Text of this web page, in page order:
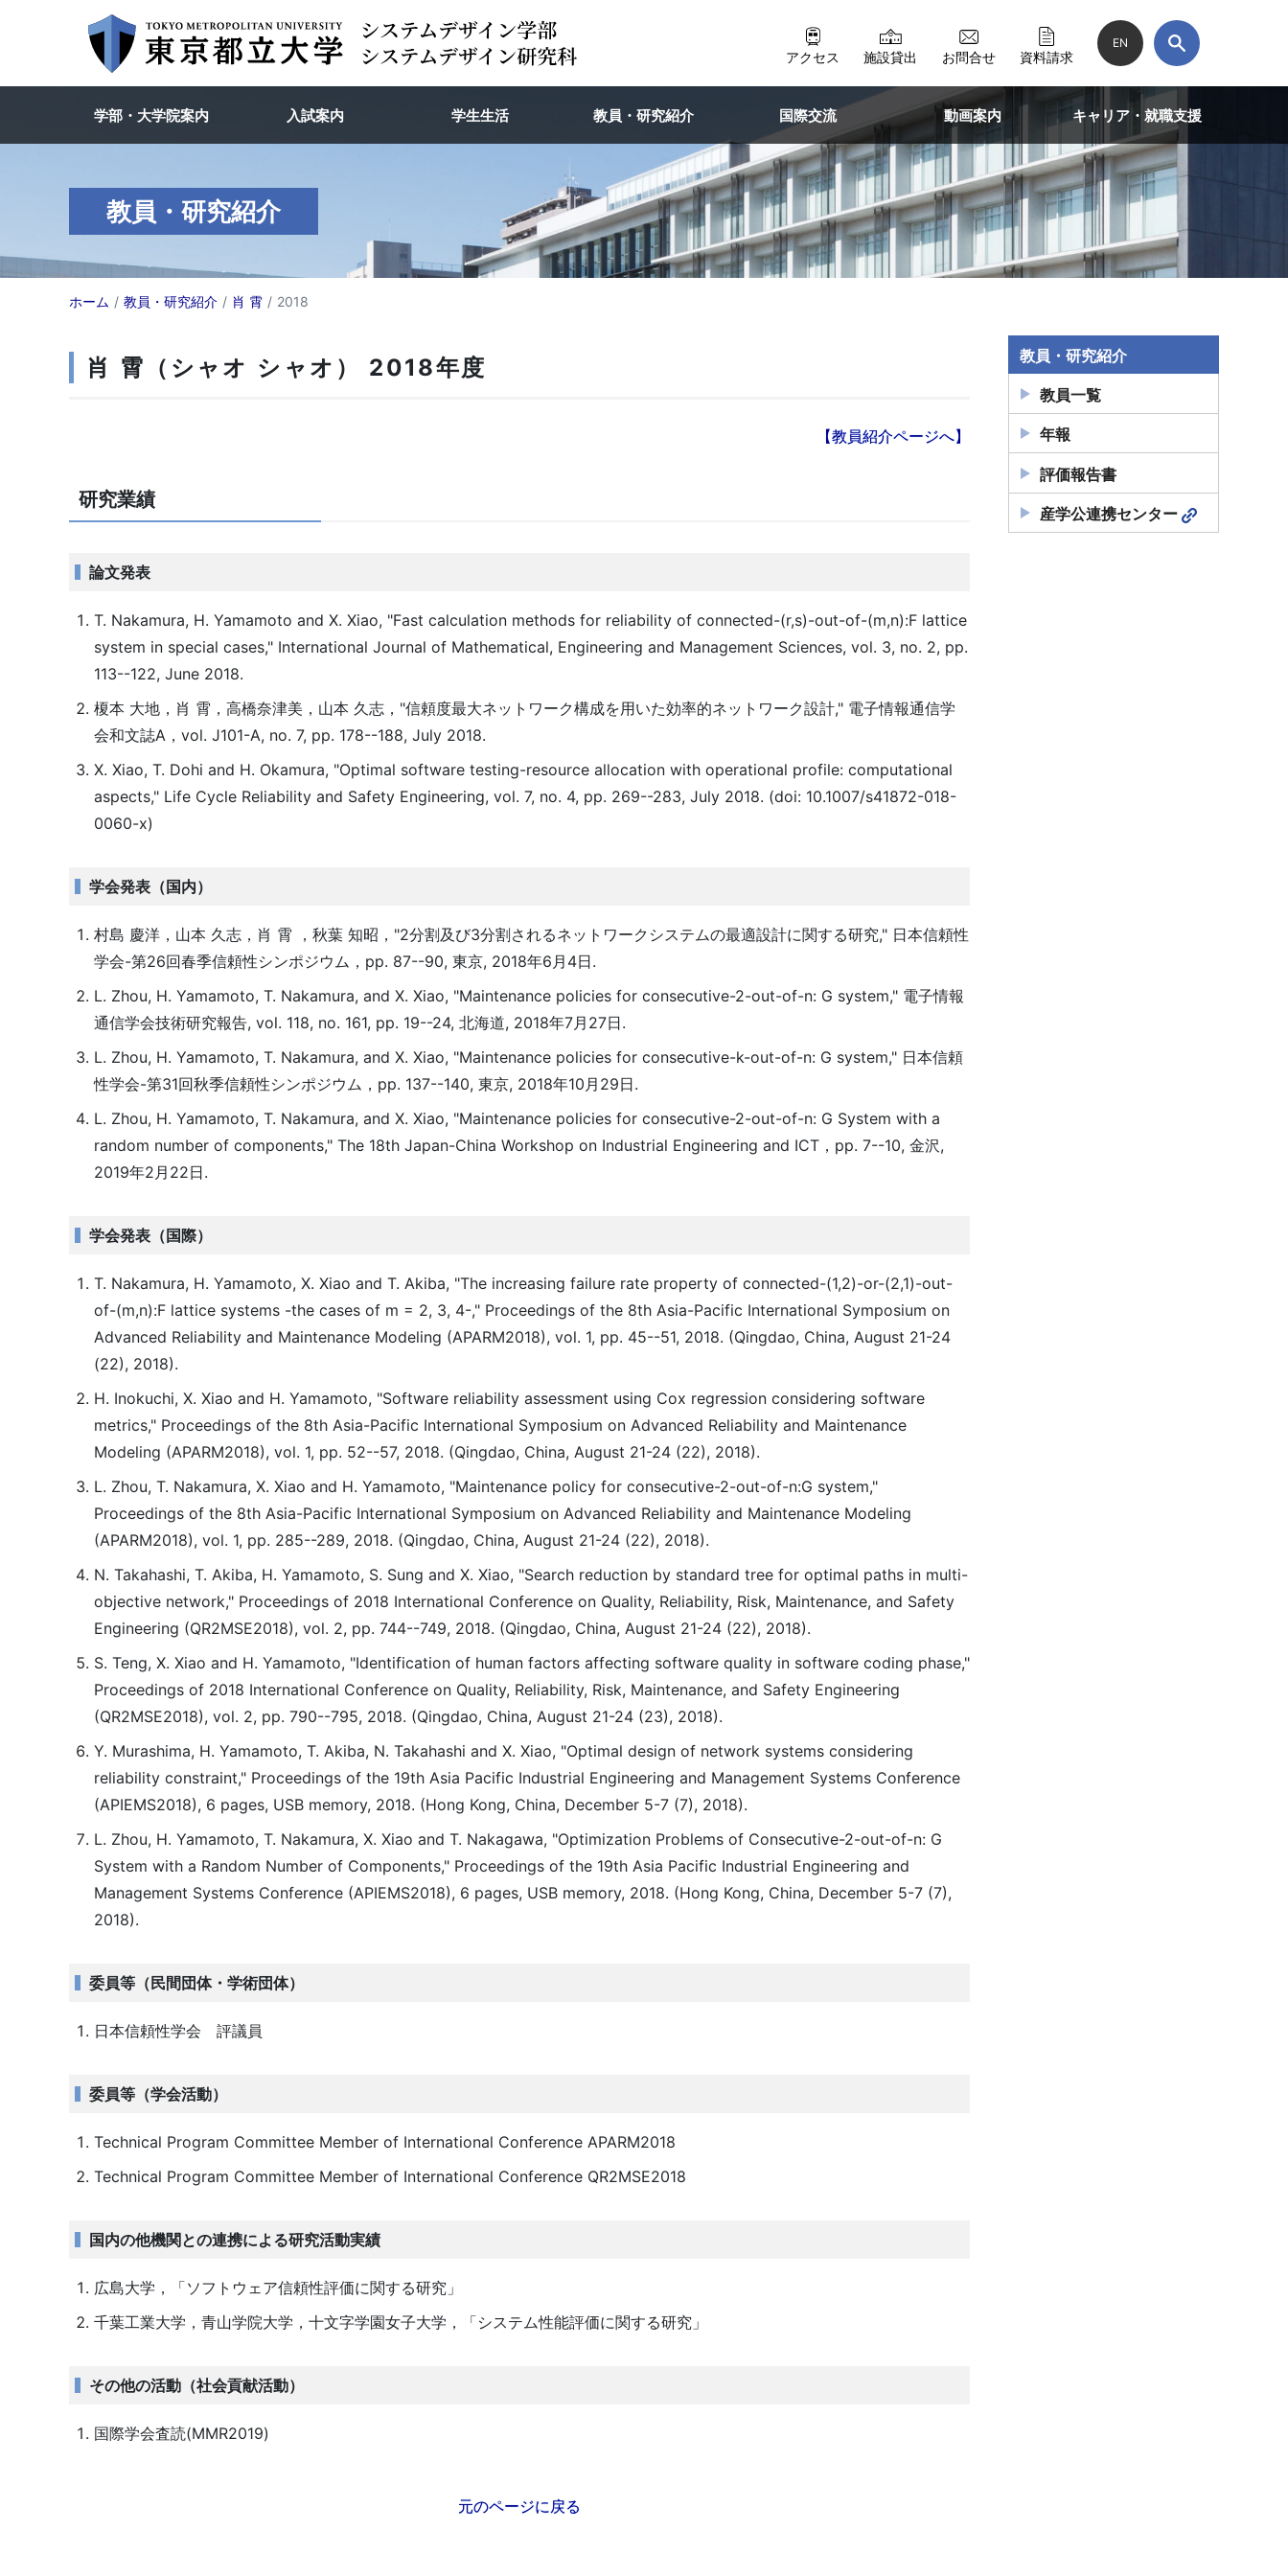
アクセス 施設貸出 お問合せ 資料請求
EN
学部・大学院案内 入試案内 学生生活 教員・研究紹介 国際交流 動画案内 キャリア・就職支援
教員・研究紹介
ホーム 教員・研究紹介 肖 霄 2018
肖 霄（シャオ シャオ） 2018年度
【教員紹介ページへ】
研究業績
論文発表
T. Nakamura, H. Yamamoto and X. Xiao, "Fast calculation methods for reliability of connected-(r,s)-out-of-(m,n):F lattice
system in special cases," International Journal of Mathematical, Engineering and Management Sciences, vol. 3, no. 2, pp.
113--122, June 2018.
榎本 大地，肖 霄，高橋奈津美，山本 久志，"信頼度最大ネットワーク構成を用いた効率的ネットワーク設計," 電子情報通信学
会和文誌A，vol. J101-A, no. 7, pp. 178--188, July 2018.
X. Xiao, T. Dohi and H. Okamura, "Optimal software testing-resource allocation with operational profile: computational
aspects," Life Cycle Reliability and Safety Engineering, vol. 7, no. 4, pp. 269--283, July 2018. (doi: 10.1007/s41872-018-
0060-x)
学会発表（国内）
村島 慶洋，山本 久志，肖 霄 ，秋葉 知昭，"2分割及び3分割されるネットワークシステムの最適設計に関する研究," 日本信頼性
学会-第26回春季信頼性シンポジウム，pp. 87--90, 東京, 2018年6月4日.
L. Zhou, H. Yamamoto, T. Nakamura, and X. Xiao, "Maintenance policies for consecutive-2-out-of-n: G system," 電子情報
通信学会技術研究報告, vol. 118, no. 161, pp. 19--24, 北海道, 2018年7月27日.
L. Zhou, H. Yamamoto, T. Nakamura, and X. Xiao, "Maintenance policies for consecutive-k-out-of-n: G system," 日本信頼
性学会-第31回秋季信頼性シンポジウム，pp. 137--140, 東京, 2018年10月29日.
L. Zhou, H. Yamamoto, T. Nakamura, and X. Xiao, "Maintenance policies for consecutive-2-out-of-n: G System with a
random number of components," The 18th Japan-China Workshop on Industrial Engineering and ICT，pp. 7--10, 金沢,
2019年2月22日.
学会発表（国際）
T. Nakamura, H. Yamamoto, X. Xiao and T. Akiba, "The increasing failure rate property of connected-(1,2)-or-(2,1)-out-
of-(m,n):F lattice systems -the cases of m = 2, 3, 4-," Proceedings of the 8th Asia-Pacific International Symposium on
Advanced Reliability and Maintenance Modeling (APARM2018), vol. 1, pp. 45--51, 2018. (Qingdao, China, August 21-24
(22), 2018).
H. Inokuchi, X. Xiao and H. Yamamoto, "Software reliability assessment using Cox regression considering software
metrics," Proceedings of the 8th Asia-Pacific International Symposium on Advanced Reliability and Maintenance
Modeling (APARM2018), vol. 1, pp. 52--57, 2018. (Qingdao, China, August 21-24 (22), 2018).
L. Zhou, T. Nakamura, X. Xiao and H. Yamamoto, "Maintenance policy for consecutive-2-out-of-n:G system,"
Proceedings of the 8th Asia-Pacific International Symposium on Advanced Reliability and Maintenance Modeling
(APARM2018), vol. 1, pp. 285--289, 2018. (Qingdao, China, August 21-24 (22), 2018).
N. Takahashi, T. Akiba, H. Yamamoto, S. Sung and X. Xiao, "Search reduction by standard tree for optimal paths in multi-
objective network," Proceedings of 2018 International Conference on Quality, Reliability, Risk, Maintenance, and Safety
Engineering (QR2MSE2018), vol. 2, pp. 744--749, 2018. (Qingdao, China, August 21-24 (22), 2018).
S. Teng, X. Xiao and H. Yamamoto, "Identification of human factors affecting software quality in software coding phase,"
Proceedings of 2018 International Conference on Quality, Reliability, Risk, Maintenance, and Safety Engineering
(QR2MSE2018), vol. 2, pp. 790--795, 2018. (Qingdao, China, August 21-24 (23), 2018).
Y. Murashima, H. Yamamoto, T. Akiba, N. Takahashi and X. Xiao, "Optimal design of network systems considering
reliability constraint," Proceedings of the 19th Asia Pacific Industrial Engineering and Management Systems Conference
(APIEMS2018), 6 pages, USB memory, 2018. (Hong Kong, China, December 5-7 (7), 2018).
L. Zhou, H. Yamamoto, T. Nakamura, X. Xiao and T. Nakagawa, "Optimization Problems of Consecutive-2-out-of-n: G
System with a Random Number of Components," Proceedings of the 19th Asia Pacific Industrial Engineering and
Management Systems Conference (APIEMS2018), 6 pages, USB memory, 2018. (Hong Kong, China, December 5-7 (7),
2018).
委員等（民間団体・学術団体）
日本信頼性学会 評議員
委員等（学会活動）
Technical Program Committee Member of International Conference APARM2018
Technical Program Committee Member of International Conference QR2MSE2018
国内の他機関との連携による研究活動実績
広島大学，「ソフトウェア信頼性評価に関する研究」
千葉工業大学，青山学院大学，十文字学園女子大学，「システム性能評価に関する研究」
その他の活動（社会貢献活動）
国際学会査読(MMR2019)
元のページに戻る
教員・研究紹介
教員一覧
年報
評価報告書
産学公連携センター